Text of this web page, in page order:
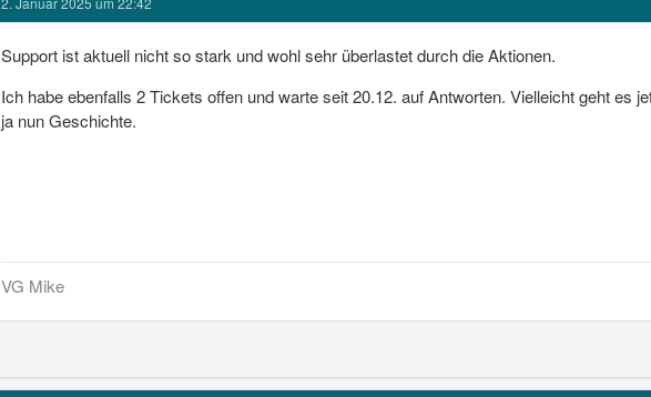
Support ist aktuell nicht so stark und wohl sehr überlastet durch die Aktionen.
Ich habe ebenfalls 2 Tickets offen und warte seit 20.12. auf Antworten. Vielleicht geht es
ja nun Geschichte.
VG Mike